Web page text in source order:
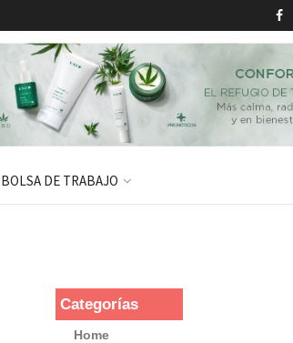
BOLSA DE TRABAJO
Categorías
Home